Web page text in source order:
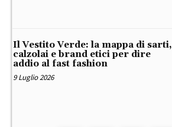
Il Vestito Verde: la mappa di sarti,
calzolai e brand etici per dire
addio al fast fashion
9 Luglio 2026